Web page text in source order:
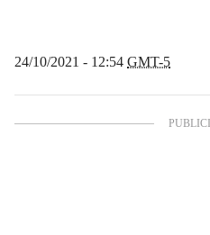
24/10/2021 - 12:54 GMT-5